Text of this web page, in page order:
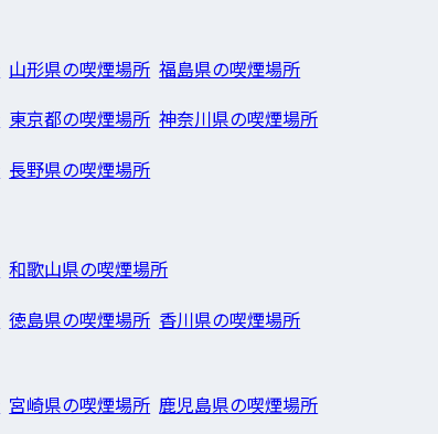
山形県の喫煙場所 福島県の喫煙場所
東京都の喫煙場所 神奈川県の喫煙場所
長野県の喫煙場所
和歌山県の喫煙場所
徳島県の喫煙場所 香川県の喫煙場所
宮崎県の喫煙場所 鹿児島県の喫煙場所